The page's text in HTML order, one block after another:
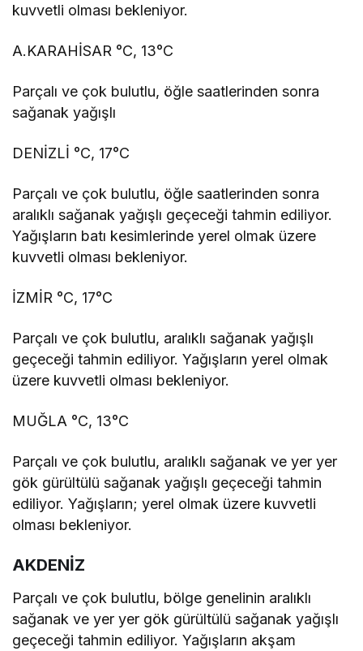
kuvvetli olması bekleniyor.
A.KARAHİSAR °C, 13°C
Parçalı ve çok bulutlu, öğle saatlerinden sonra
sağanak yağışlı
DENİZLİ °C, 17°C
Parçalı ve çok bulutlu, öğle saatlerinden sonra
aralıklı sağanak yağışlı geçeceği tahmin ediliyor.
Yağışların batı kesimlerinde yerel olmak üzere
kuvvetli olması bekleniyor.
İZMİR °C, 17°C
Parçalı ve çok bulutlu, aralıklı sağanak yağışlı
geçeceği tahmin ediliyor. Yağışların yerel olmak
üzere kuvvetli olması bekleniyor.
MUĞLA °C, 13°C
Parçalı ve çok bulutlu, aralıklı sağanak ve yer yer
gök gürültülü sağanak yağışlı geçeceği tahmin
ediliyor. Yağışların; yerel olmak üzere kuvvetli
olması bekleniyor.
AKDENİZ
Parçalı ve çok bulutlu, bölge genelinin aralıklı
sağanak ve yer yer gök gürültülü sağanak yağışlı
geçeceği tahmin ediliyor. Yağışların akşam